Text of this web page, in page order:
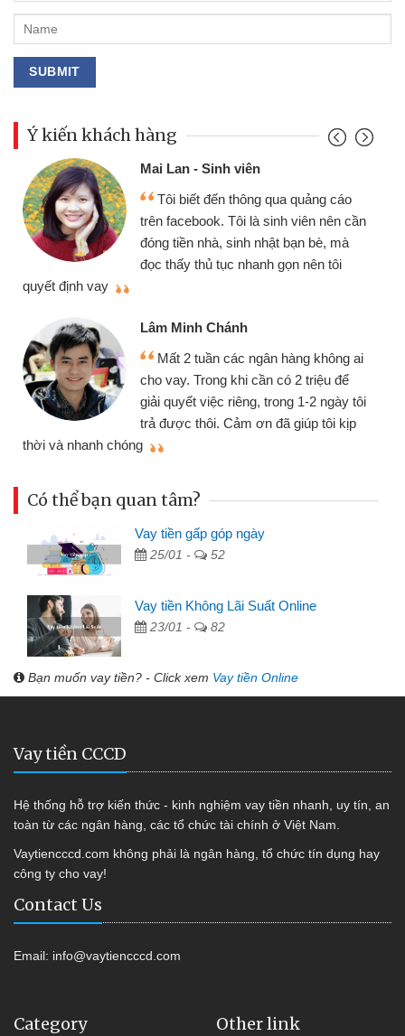
Ý kiến khách hàng
Mai Lan - Sinh viên
Tôi biết đến thông qua quảng cáo
trên facebook. Tôi là sinh viên nên cần
đóng tiền nhà, sinh nhật bạn bè, mà
đọc thấy thủ tục nhanh gọn nên tôi
quyết định vay
Lâm Minh Chánh
Mất 2 tuần các ngân hàng không ai
cho vay. Trong khi cần có 2 triệu để
giải quyết việc riêng, trong 1-2 ngày tôi
trả được thôi. Cảm ơn đã giúp tôi kịp
thời và nhanh chóng
Có thể bạn quan tâm?
Vay tiền gấp góp ngày
25/01 - 52
Vay tiền Không Lãi Suất Online
23/01 - 82
Bạn muốn vay tiền? - Click xem Vay tiền Online
Vay tiền CCCD
Hệ thống hỗ trợ kiến thức - kinh nghiệm vay tiền nhanh, uy tín, an
toàn từ các ngân hàng, các tổ chức tài chính ở Việt Nam.
Vaytiencccd.com không phải là ngân hàng, tổ chức tín dụng hay
công ty cho vay!
Contact Us
Email: info@vaytiencccd.com
Category Other link